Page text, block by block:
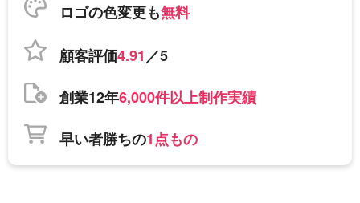
ロゴの色変更も無料
顧客評価4.91／5
創業12年6,000件以上制作実績
早い者勝ちの1点もの